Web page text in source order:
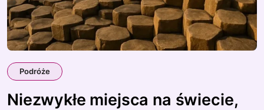
Podróże
Niezwykłe miejsca na świecie,